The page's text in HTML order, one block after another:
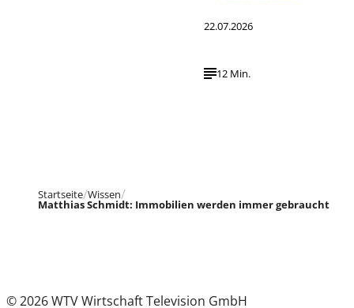
22.07.2026
12 Min.
Startseite Wissen
Matthias Schmidt: Immobilien werden immer gebraucht
© 2026 WTV Wirtschaft Television GmbH